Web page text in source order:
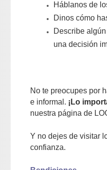
Háblanos de
Dinos cómo
Describe
una decisión
No te preocupes por
e informal. ¡Lo
nuestra página de
Y no dejes de visitar
confianza.